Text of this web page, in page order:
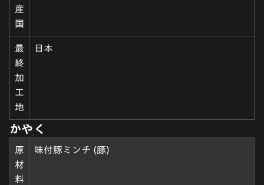
産
国
最
終
加
工
地
日本
かやく
原
材
料
味付豚ミンチ (豚)